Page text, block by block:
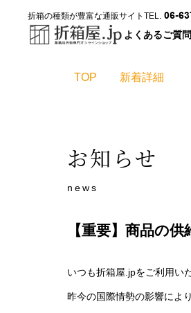
折箱の種類が豊富な通販サイトTEL.
06-
よくあるご質問
TOP 新着詳細
お知らせ
news
【重要】商品の
いつも折箱屋.jpをご利用い
昨今の国際情勢の影響によ